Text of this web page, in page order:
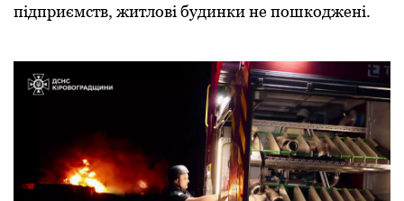
підприємств, житлові будинки не пошкоджені.